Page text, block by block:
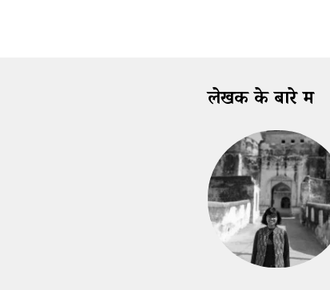
लेखक के बारे में